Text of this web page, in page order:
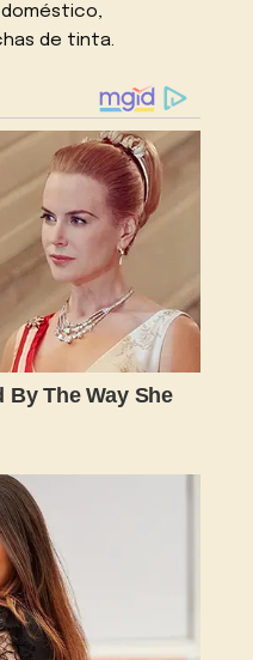
de tinta.